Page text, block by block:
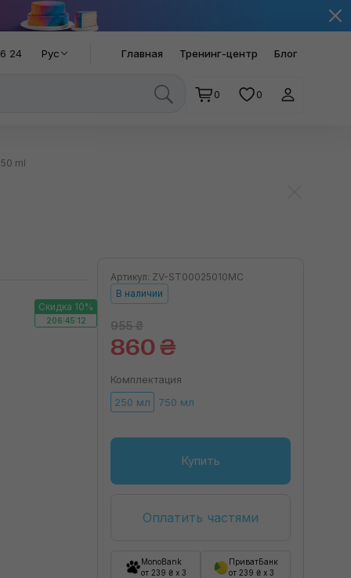
24 Рус Главная Тренинг-центр Блог
0 0
ml
Скидка 10%
206:45:12
Артикул: ZV-ST00025010MC
В наличии
955 ₴
860 ₴
Комплектация
250 мл
750 мл
Купить
Оплатить частями
MonoBank
от 239 ₴ x 3
ПриватБанк
от 239 ₴ x 3